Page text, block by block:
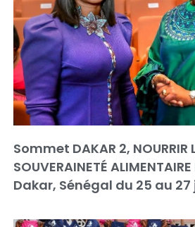
Sommet DAKAR 2, NOURRIR
SOUVERAINETÉ ALIMENTAIRE
Dakar, Sénégal du 25 au